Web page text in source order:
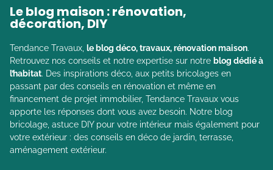
Le blog maison : rénovation,
décoration, DIY
Tendance Travaux, le blog déco, travaux, rénovation maison.
Retrouvez nos conseils et notre expertise sur notre blog dédié à
l’habitat. Des inspirations déco, aux petits bricolages en
passant par des conseils en rénovation et même en
financement de projet immobilier, Tendance Travaux vous
apporte les réponses dont vous avez besoin. Notre blog
bricolage, astuce DIY pour votre intérieur mais également pour
votre extérieur : des conseils en déco de jardin, terrasse,
aménagement extérieur.